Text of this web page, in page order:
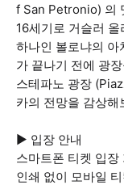
f San Petronio) 의
16세기로 거슬러
하나인 볼로냐의
가 끝나기 전에 광
스테파노 광장
카의 전망을 감상해
▶ 입장 안내
스마트폰 티켓 입장
인쇄 없이 모바일